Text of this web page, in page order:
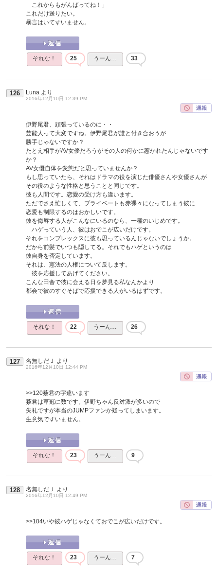
これからもがんばってね！」
これだけ送りたい。
暴言はいてすいません。
それな！ 25 うーん… 33
126 Luna より
2016年12月10日 12:39 PM
伊野尾君、頑張っているのに・・
芸能人って大変ですね。伊野尾君が誰と付き合おうが
勝手じゃないですか？
たとえ相手がAV女優だろうがその人の何かに惹かれたんじゃないです
か？
AV女優自体を変態だと思っていませんか？
もし思っていたら、それはドラマの役を演じた俳優さんや女優さんが
その役のような性格と思うことと同じです。
彼も人間です。恋愛の受け方も違います。
ただでさえ忙しくて、プライベートも赤裸々になってしまう彼に
恋愛も制限するのはおかしいです。
彼を侮辱する人がこんなにいるのなら、一種のいじめです。
ハゲっていう人、彼はおでこが広いだけです。
それをコンプレックスに彼も思っているんじゃないでしょうか。
だから前髪でいつも隠してる。それでもハゲというのは
彼自身を否定しています。
それは、憲法の人権について反します。
彼を応援してあげてください。
こんな田舎で彼に会える日を夢見る私なんかより
都会で彼のすぐそばで応援できる人がいるはずです。
それな！ 22 うーん… 26
127 名無しだＪ より
2016年12月10日 12:44 PM
>>120薮君の字違います
薮君は草冠に数です。伊野ちゃん反対派が多いので
失礼ですが本当のJUMPファンか疑ってしまいます。
生意気ですいません。
それな！ 23 うーん… 9
128 名無しだＪ より
2016年12月10日 12:49 PM
>>104いや彼ハゲじゃなくておでこが広いだけです。
それな！ 23 うーん… 7